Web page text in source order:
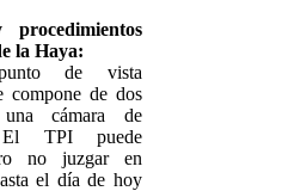
la Haya:
de vista
compone de dos
cámara de
El TPI puede
no juzgar en
el día de hoy